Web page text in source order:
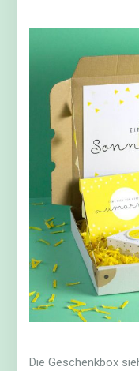
Die Geschenkbox